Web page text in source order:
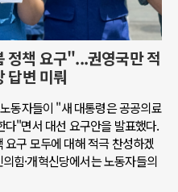
정책 요구"...권영국만 적
답변 미뤄
동자들이 "새 대통령은 공공의료
다"면서 대선 요구안을 발표했다.
구 모두에 대해 적극 찬성하겠
힘·개혁신당에서는 노동자들의